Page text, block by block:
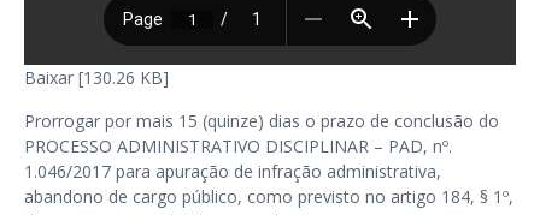
Baixar [130.26 KB]
Prorrogar por mais 15 (quinze) dias o prazo de conclusão do
PROCESSO ADMINISTRATIVO DISCIPLINAR – PAD, nº.
1.046/2017 para apuração de infração administrativa,
abandono de cargo público, como previsto no artigo 184, § 1º,